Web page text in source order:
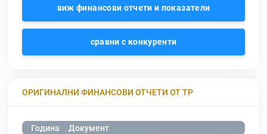
виж финансови отчети и показатели
сравни с конкуренти
ОРИГИНАЛНИ ФИНАНСОВИ ОТЧЕТИ ОТ ТР
Година Документ